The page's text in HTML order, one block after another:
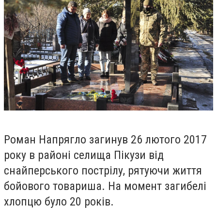
Роман Напрягло загинув 26 лютого 2017
року в районі селища Пікузи від
снайперського пострілу, рятуючи життя
бойового товариша. На момент загибелі
хлопцю було 20 років.